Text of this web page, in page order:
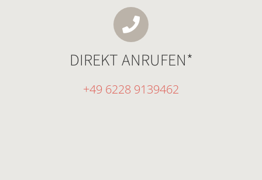
DIREKT ANRUFEN*
+49 6228 9139462